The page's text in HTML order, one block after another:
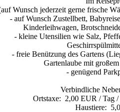
Wunsch jederzeit gerne frische
- auf Wunsch Zustellbett,
Kinderleihwagen,
- kleine Utensilien wie Salz,
- freie Benützung des Gartens
Gartenlaube mit
- genügend
Verbindliche
Ortstaxe: 2,00 EUR / Tag
Haustiere: